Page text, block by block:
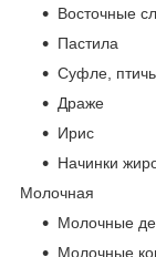
Восточные
Пастила
Суфле,
Драже
Ирис
Начинки
Молочная
Молочные
Молочные